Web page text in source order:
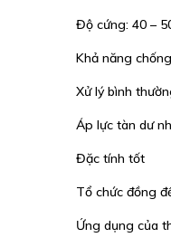
Độ cứng: 40 –
Khả năng
Xử lý bình
Áp lực tàn dư
Đặc tính tốt
Tổ chức đồng
Ứng dụng của